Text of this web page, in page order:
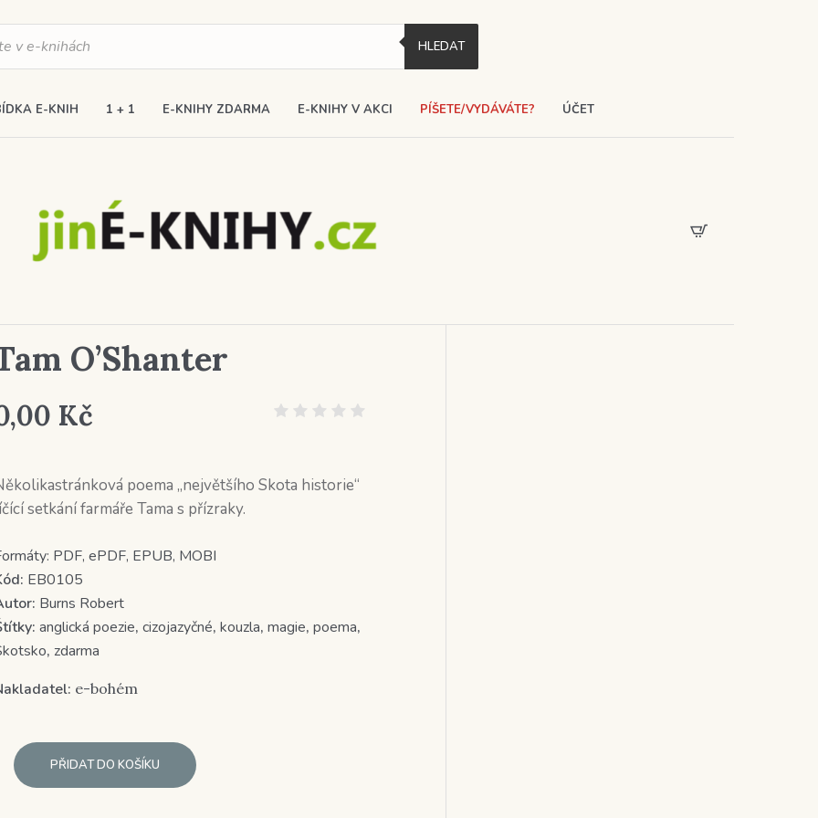
HLEDAT
E-KNIH 1 + 1 E-KNIHY ZDARMA E-KNIHY V AKCI PÍŠETE/VYDÁVÁTE? ÚČET
O’Shanter
Kč
poema „největšího Skota historie“
setkání farmáře Tama s přízraky.
PDF, ePDF, EPUB, MOBI
EB0105
Burns Robert
anglická poezie, cizojazyčné, kouzla, magie, poema,
, zdarma
e-bohém
PŘIDAT DO KOŠÍKU